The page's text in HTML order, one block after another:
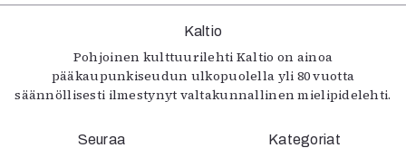
Kaltio
Pohjoinen kulttuurilehti Kaltio on ainoa
pääkaupunkiseudun ulkopuolella yli 80 vuotta
säännöllisesti ilmestynyt valtakunnallinen mielipidelehti.
Seuraa Kategoriat